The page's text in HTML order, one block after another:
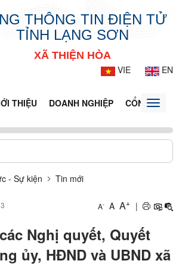
THÔNG TIN ĐIỆN TỬ
TỈNH LẠNG SƠN
XÃ THIỆN HÒA
VIE
EN
THIỆU DOANH NGHIỆP CỔNG DỊCH
Toggle
- Sự kiện Tin mới
A- A A+ |
Nghị quyết, Quyết
ủy, HĐND và UBND xã